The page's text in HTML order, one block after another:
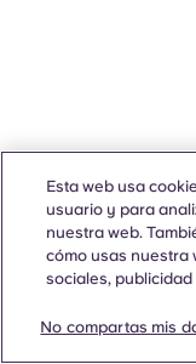
Esta web usa
usuario y para
nuestra web.
cómo usas nuestra
sociales,
No compartas mis